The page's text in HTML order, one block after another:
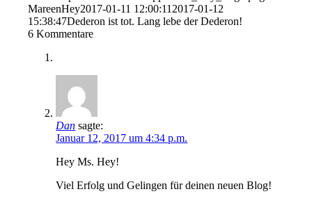
MareenHey2017-01-11 12:00:11 2017-01-12
15:38:47Dederon ist tot. Lang lebe der Dederon!
6 Kommentare
Dan sagte:
Januar 12, 2017 um 4:34 p.m.
Hey Ms. Hey!
Viel Erfolg und Gelingen für deinen neuen Blog!